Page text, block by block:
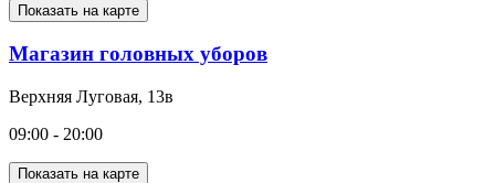
Показать на карте
Магазин головных уборов
Верхняя Луговая, 13в
09:00 - 20:00
Показать на карте